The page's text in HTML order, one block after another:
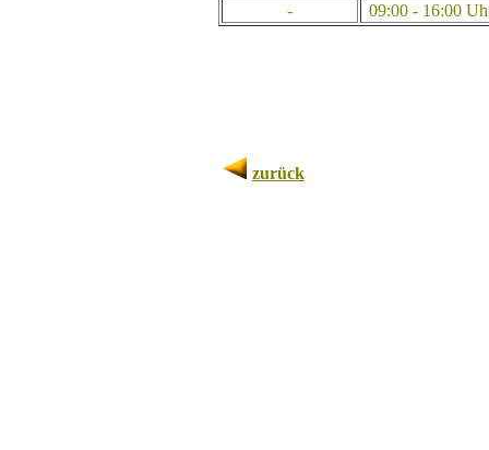
- 09:00 - 16:00
zurück